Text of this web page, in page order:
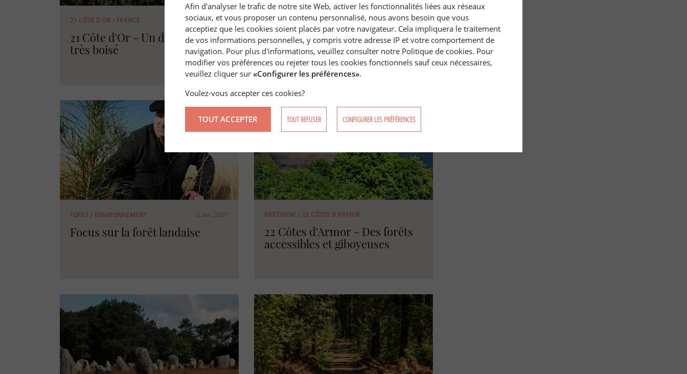
21 CÔTE D'OR / FRANCE
21 Côte d'Or - Un département
très boisé
FRANCE /SYLVICULTURE 1 sept. 2018
Le Bassin parisien : une riche
région forestière
FORET/ ENVIRONNEMENT 6 avr. 2021
Focus sur la forêt landaise
BRETAGNE / 22 CÔTES D'ARMOR
22 Côtes d'Armor - Des forêts
accessibles et giboyeuses
Afin d'analyser le trafic de notre site Web, activer les fonctionnalités liées aux réseaux
sociaux, et vous proposer un contenu personnalisé, nous avons besoin que vous
acceptiez que les cookies soient placés par votre navigateur. Cela impliquera le traitement
de vos informations personnelles, y compris votre adresse IP et votre comportement de
navigation. Pour plus d'informations, veuillez consulter notre Politique de cookies. Pour
modifier vos préférences ou rejeter tous les cookies fonctionnels sauf ceux nécessaires,
veuillez cliquer sur «Configurer les préférences».
Voulez-vous accepter ces cookies?
TOUT ACCEPTER TOUT REFUSER CONFIGURER LES PRÉFÉRENCES